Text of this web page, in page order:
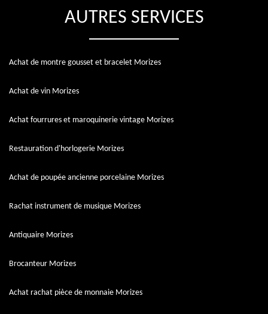
AUTRES SERVICES
Achat de montre gousset et bracelet Morizes
Achat de vin Morizes
Achat fourrures et maroquinerie vintage Morizes
Restauration d'horlogerie Morizes
Achat de poupée ancienne porcelaine Morizes
Rachat instrument de musique Morizes
Antiquaire Morizes
Brocanteur Morizes
Achat rachat pièce de monnaie Morizes